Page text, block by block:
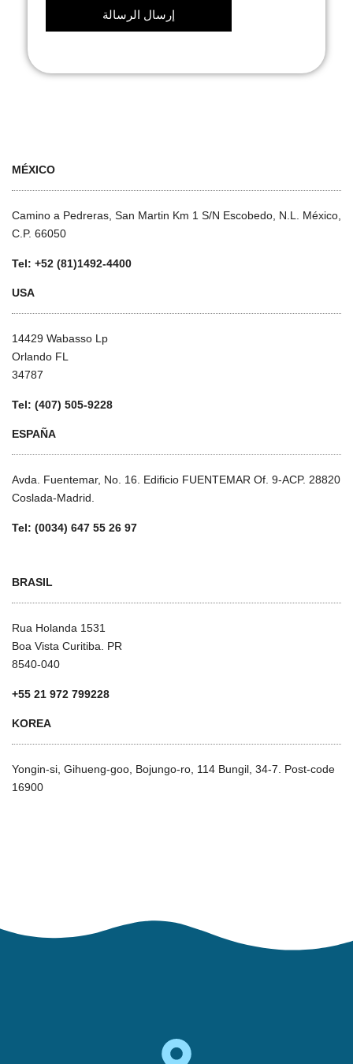
MÉXICO
Camino a Pedreras, San Martin Km 1 S/N Escobedo, N.L. México,
C.P. 66050
Tel: +52 (81)1492-4400
USA
14429 Wabasso Lp
Orlando FL
34787
Tel: (407) 505-9228
ESPAÑA
Avda. Fuentemar, No. 16. Edificio FUENTEMAR Of. 9-ACP. 28820
Coslada-Madrid.
Tel: (0034) 647 55 26 97
BRASIL
Rua Holanda 1531
Boa Vista Curitiba. PR
8540-040
+55 21 972 799228
KOREA
Yongin-si, Gihueng-goo, Bojungo-ro, 114 Bungil, 34-7. Post-code
16900